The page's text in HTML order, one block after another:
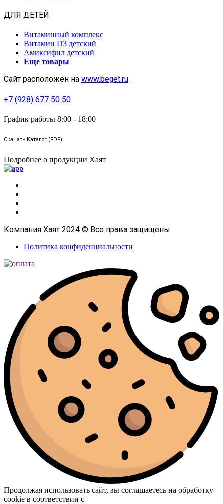
ДЛЯ ДЕТЕЙ
Витаминный комплекс
Витамин D3 детский
Амиксифил детский
Еще товары
Сайт расположен на www.beget.ru
+7 (928) 677 50 50
График работы 8:00 - 18:00
Скачать Каталог (PDF):
Подробнее о продукции Хаят
Компания Хаят 2024 © Все права защищены.
Политика конфиденциальности
Продолжая использовать сайт, вы соглашаетесь на обработку
cookie в соответствии с